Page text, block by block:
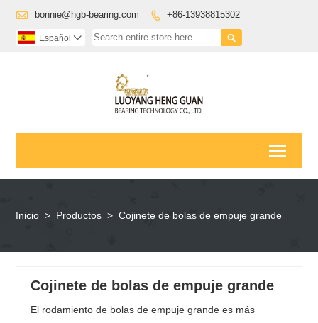
 bonnie@hgb-bearing.com  +86-13938815302

Español 
Inicio > Productos > Cojinete de bolas de empuje grande
Cojinete de bolas de empuje grande
El rodamiento de bolas de empuje grande es más